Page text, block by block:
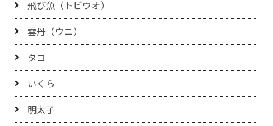
飛び魚（トビウオ）
雲丹（ウニ）
タコ
いくら
明太子